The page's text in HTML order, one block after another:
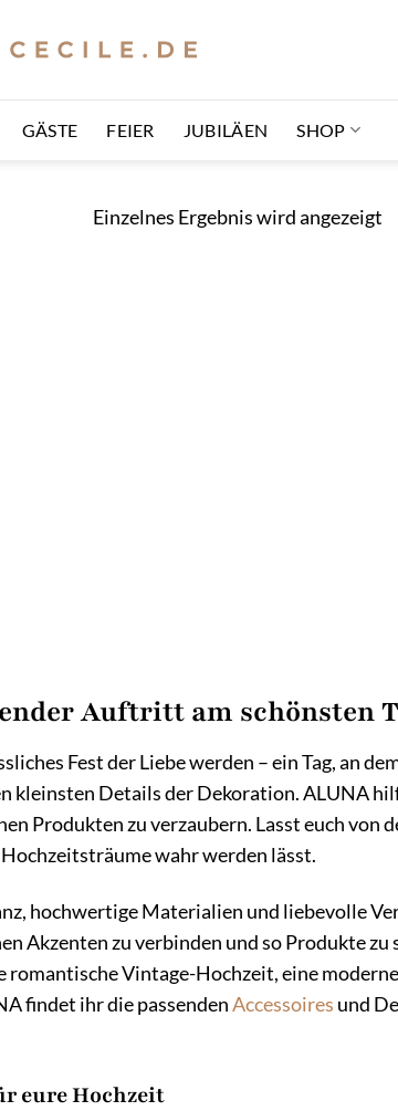
GÄSTE FEIER JUBILÄEN SHOP
Einzelnes Ergebnis wird angezeigt
Auftritt am schönsten
Fest der Liebe werden – ein Tag, an
kleinsten Details der Dekoration. ALUNA
Produkten zu verzaubern. Lasst euch
wahr werden lässt.
hochwertige Materialien und liebevolle
Akzenten zu verbinden und so Produkte
romantische Vintage-Hochzeit, eine
findet ihr die passendenAccessoires und
eure Hochzeit